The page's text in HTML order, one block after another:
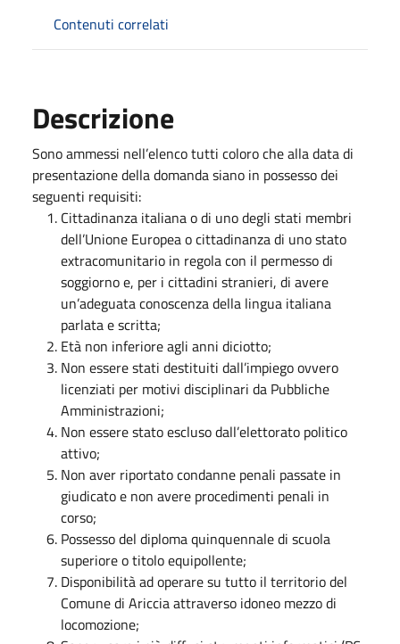
Contenuti correlati
Descrizione
Sono ammessi nell’elenco tutti coloro che alla data di
presentazione della domanda siano in possesso dei
seguenti requisiti:
Cittadinanza italiana o di uno degli stati membri
dell’Unione Europea o cittadinanza di uno stato
extracomunitario in regola con il permesso di
soggiorno e, per i cittadini stranieri, di avere
un’adeguata conoscenza della lingua italiana
parlata e scritta;
Età non inferiore agli anni diciotto;
Non essere stati destituiti dall’impiego ovvero
licenziati per motivi disciplinari da Pubbliche
Amministrazioni;
Non essere stato escluso dall’elettorato politico
attivo;
Non aver riportato condanne penali passate in
giudicato e non avere procedimenti penali in
corso;
Possesso del diploma quinquennale di scuola
superiore o titolo equipollente;
Disponibilità ad operare su tutto il territorio del
Comune di Ariccia attraverso idoneo mezzo di
locomozione;